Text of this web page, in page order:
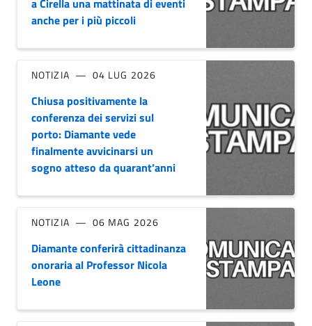
a Cirella una mattinata di eventi
anche per i più piccoli
NOTIZIA 04 LUG 2026
Chiusa positivamente la
conferenza dei servizi sul
porto: Diamante vede
finalmente avvicinarsi un
sogno atteso da quarant’anni
NOTIZIA 06 MAG 2026
Diamante conferirà cittadinanza
onoraria al Professor Nicola
Leone